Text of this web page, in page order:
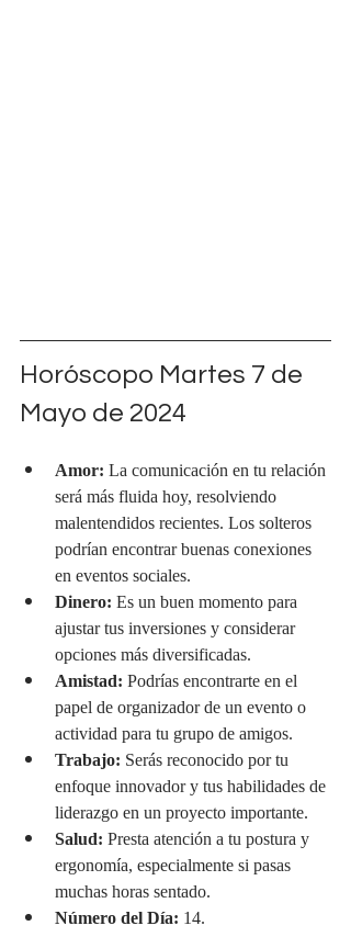
Horóscopo Martes 7 de
Mayo de 2024
Amor: La comunicación en tu relación
será más fluida hoy, resolviendo
malentendidos recientes. Los solteros
podrían encontrar buenas conexiones
en eventos sociales.
Dinero: Es un buen momento para
ajustar tus inversiones y considerar
opciones más diversificadas.
Amistad: Podrías encontrarte en el
papel de organizador de un evento o
actividad para tu grupo de amigos.
Trabajo: Serás reconocido por tu
enfoque innovador y tus habilidades de
liderazgo en un proyecto importante.
Salud: Presta atención a tu postura y
ergonomía, especialmente si pasas
muchas horas sentado.
Número del Día: 14.